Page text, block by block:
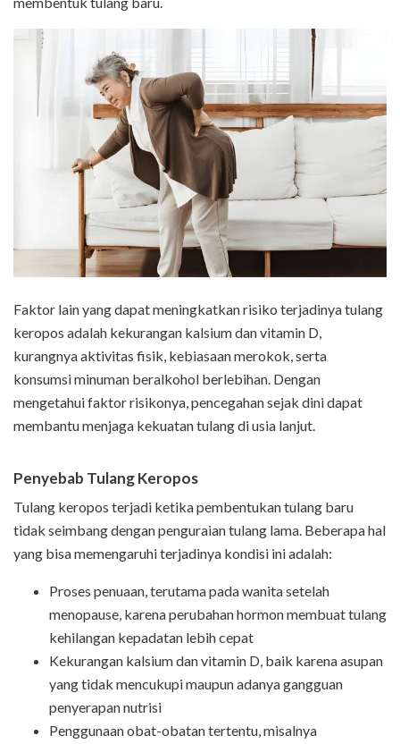
Faktor lain yang dapat meningkatkan risiko terjadinya tulang
keropos adalah kekurangan kalsium dan vitamin D,
kurangnya aktivitas fisik, kebiasaan merokok, serta
konsumsi minuman beralkohol berlebihan. Dengan
mengetahui faktor risikonya, pencegahan sejak dini dapat
membantu menjaga kekuatan tulang di usia lanjut.
Penyebab Tulang Keropos
Tulang keropos terjadi ketika pembentukan tulang baru
tidak seimbang dengan penguraian tulang lama. Beberapa hal
yang bisa memengaruhi terjadinya kondisi ini adalah:
Proses penuaan, terutama pada wanita setelah
menopause, karena perubahan hormon membuat tulang
kehilangan kepadatan lebih cepat
Kekurangan kalsium dan vitamin D, baik karena asupan
yang tidak mencukupi maupun adanya gangguan
penyerapan nutrisi
Penggunaan obat-obatan tertentu, misalnya